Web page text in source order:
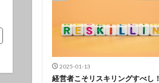
2025-01-13
経営者こそリスキリングすべし！